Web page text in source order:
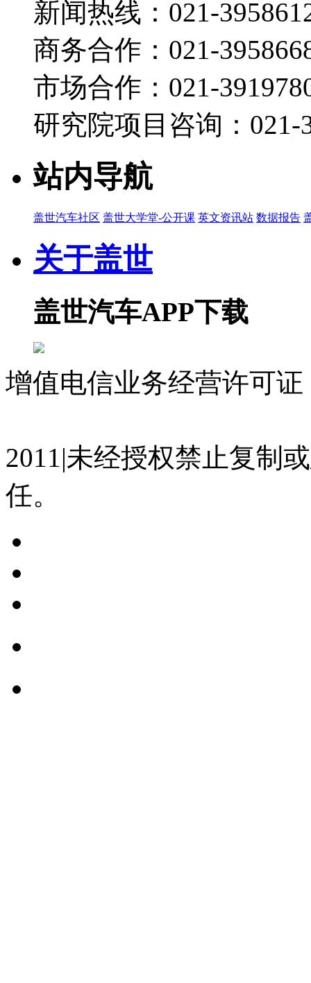
新闻热线：021-
商务合作：021-
市场合作：021-
研究院项目咨询：021-
站内导航
盖世汽车社区 盖世大学堂-公开课 英文资讯站 数据报告
关于盖世
盖世汽车APP下载
增值电信业务经营许可
2011|未经授权禁止复制
任。